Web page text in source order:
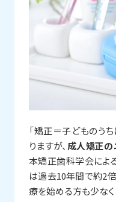
「矯正＝子どものう
りますが、成人矯正の
本矯正歯科学会によ
は過去10年間で約2倍
療を始める方も少なく